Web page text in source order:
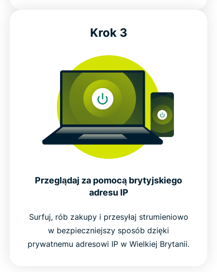
Krok 3
Przeglądaj za pomocą brytyjskiego
adresu IP
Surfuj, rób zakupy i przesyłaj strumieniowo
w bezpieczniejszy sposób dzięki
prywatnemu adresowi IP w Wielkiej Brytanii.